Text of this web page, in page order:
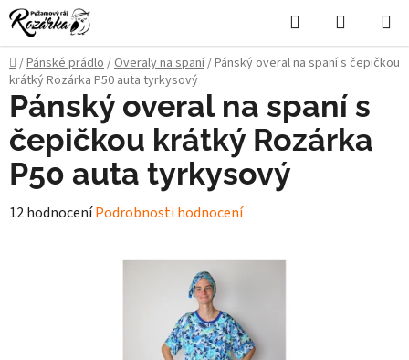
Přejít
na
obsah
Hledat
KOŠÍK
Domů
/Pánské prádlo/Overaly na spaní/Pánský overal na spaní s čepičkou
krátký Rozárka P50 auta tyrkysový
Pánský overal na spaní s
čepičkou krátký Rozárka
P50 auta tyrkysový
Průměrné
12 hodnoceníPodrobnosti hodnocení